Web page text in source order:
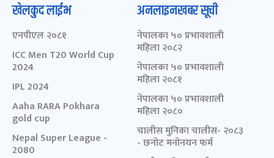
खेलकुद लाईभ
एनपीएल २०८१
ICC Men T20 World Cup
2024
IPL 2024
Aaha RARA Pokhara
gold cup
Nepal Super League -
2080
अनलाइनखबर सूची
नेपालका ५० प्रभावशाली
महिला २०८२
नेपालका ५० प्रभावशाली
महिला २०८१
नेपालका ५० प्रभावशाली
महिला २०८०
चालीस मुनिका चालीस- २०८३
- छनोट मनोनयन फर्म